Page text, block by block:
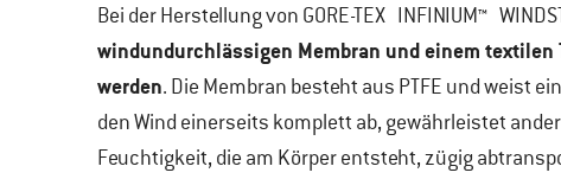
Bei der Herstellung von GORE-TEX INFINIUM™
windundurchlässigen Membran und einem
werden. Die Membran besteht aus PTFE und weist
den Wind einerseits komplett ab, gewährleistet
Feuchtigkeit, die am Körper entsteht, zügig